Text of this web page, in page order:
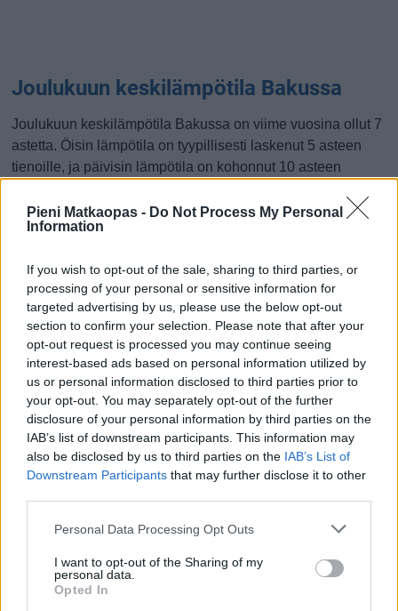
Pieni Matkaopas - Do Not Process My Personal
Information
If you wish to opt-out of the sale, sharing to third parties, or
processing of your personal or sensitive information for
targeted advertising by us, please use the below opt-out
section to confirm your selection. Please note that after your
opt-out request is processed you may continue seeing
interest-based ads based on personal information utilized by
us or personal information disclosed to third parties prior to
your opt-out. You may separately opt-out of the further
disclosure of your personal information by third parties on the
IAB’s list of downstream participants. This information may
also be disclosed by us to third parties on the IAB’s List of
Downstream Participants that may further disclose it to other
Personal Data Processing Opt Outs
I want to opt-out of the Sharing of my
personal data.
Opted In
Joulukuun keskilämpötila Bakussa
Joulukuun keskilämpötila Bakussa on viime vuosina ollut 7
astetta. Öisin lämpötila on tyypillisesti laskenut 5 asteen
tienoille, ja päivisin lämpötila on kohonnut 10 asteen
lämmin sää Bakussa on keskimäärin ollut joulukuussa
viime vuosina ja vaihteluväli, jolla lämpötila tavallisina
Hetkellisesti Bakussa on silti koettu tätäkin kylmempiä ja
lämpimämpiä joulukuisia päiviä. Esimerkiksi vuoden 2016
joulukuussa lämpötila käväisi alimmillaan -2 asteessa ja
toisaalta vuonna 2010 joulukuussa hätyyteltiin eräänä
poikkeuksellisen lämpimänä päivänä 19 asteen lukemia.
Entä muut kuukaudet? Miten lämmintä
Bakussa on ollut...
Tammikuussa Helmikuussa Maaliskuussa
Lokakuussa Marraskuussa Joulukuussa